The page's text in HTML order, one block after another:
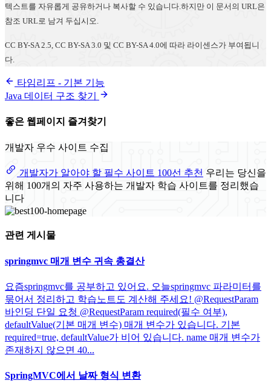
텍스트를 자유롭게 공유하거나 복사할 수 있습니다.하지만 이 문서의 URL은
참조 URL로 남겨 두십시오.
CC BY-SA 2.5, CC BY-SA 3.0 및 CC BY-SA 4.0에 따라 라이센스가 부여됩니
다.
타임리프 - 기본 기능
Java 데이터 구조 찾기
좋은 웹페이지 즐겨찾기
개발자 우수 사이트 수집
개발자가 알아야 할 필수 사이트 100선 추천 우리는 당신을
위해 100개의 자주 사용하는 개발자 학습 사이트를 정리했습
니다
관련 게시물
springmvc 매개 변수 귀속 총결산
요즘springmvc를 공부하고 있어요. 오늘springmvc 파라미터를
묶어서 정리하고 학습노트도 계산해 주세요! @RequestParam
바인딩 단일 요청 @RequestParam required(필수 여부),
defaultValue(기본 매개 변수) 매개 변수가 있습니다. 기본
required=true, defaultValue가 비어 있습니다. name 매개 변수가
존재하지 않으면 40...
SpringMVC에서 날짜 형식 변환